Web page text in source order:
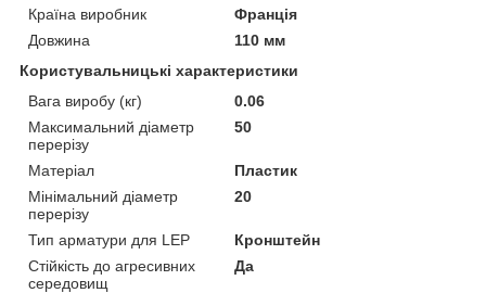
Країна виробник
Франція
Довжина
110 мм
Користувальницькі характеристики
Вага виробу (кг)
0.06
Максимальний діаметр
перерізу
50
Матеріал
Пластик
Мінімальний діаметр
перерізу
20
Тип арматури для LEP
Кронштейн
Стійкість до агресивних
середовищ
Да